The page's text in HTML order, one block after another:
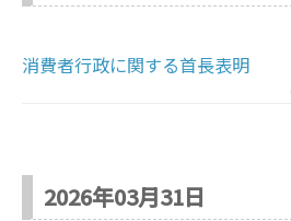
消費者行政に関する首長表明
2026年03月31日